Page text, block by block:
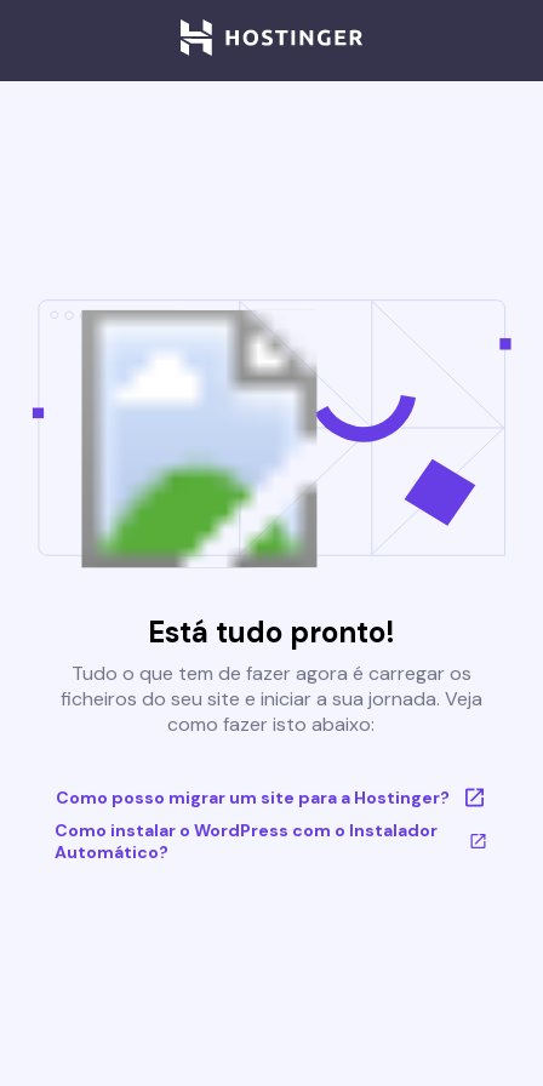
Está tudo pronto!
Tudo o que tem de fazer agora é carregar os
ficheiros do seu site e iniciar a sua jornada. Veja
como fazer isto abaixo:
Como posso migrar um site para a Hostinger?
Como instalar o WordPress com o Instalador
Automático?